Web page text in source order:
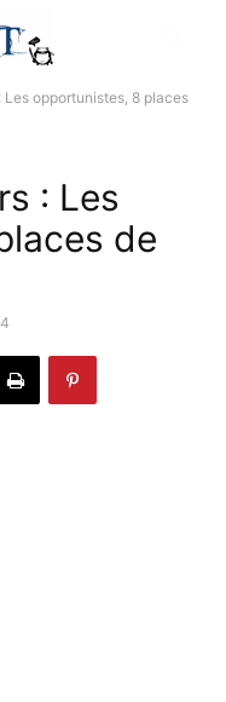
Les opportunistes, 8 places
: Les
de